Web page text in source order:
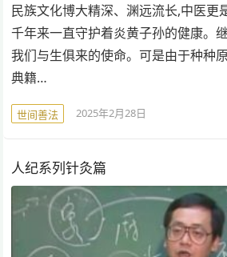
民族文化博大精深、渊远流长,中医更
千年来一直守护着炎黄子孙的健康。
我们与生俱来的使命。可是由于种种
典籍…
世间善法 2025年2月28日
人纪系列针灸篇